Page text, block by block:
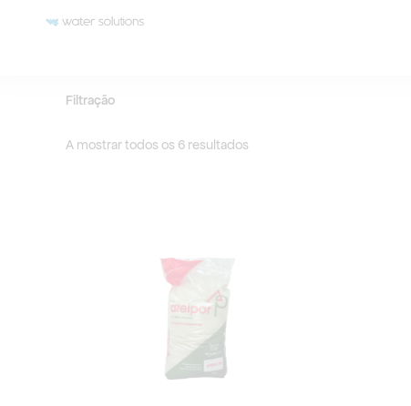
Filtração
A mostrar todos os 6 resultados